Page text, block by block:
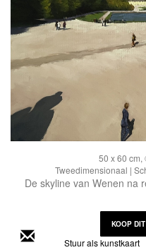
50 x 60 cm,
Tweedimensionaal |
De skyline van Wenen na
KOOP
Stuur als kunstkaart